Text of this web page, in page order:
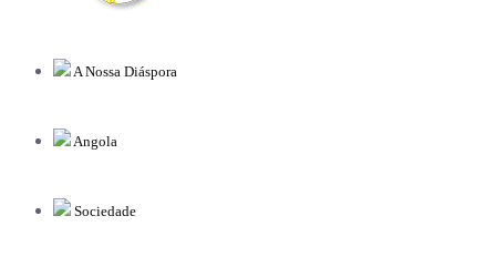
A Nossa Diáspora
Angola
Sociedade